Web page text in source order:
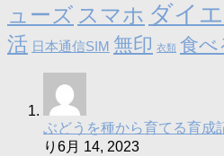
ューズ スマホ ダイ
活 日本通信SIM 無印 衣類 食べ
ぶどうを種から育てる育成
り 6月 14, 2023